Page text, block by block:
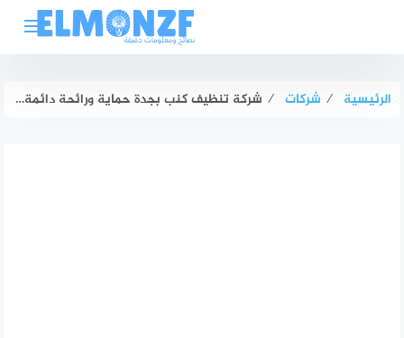
الرئيسية ⁄ شركات ⁄ شركة تنظيف كنب بجدة حماية ورائحة دائمة لك